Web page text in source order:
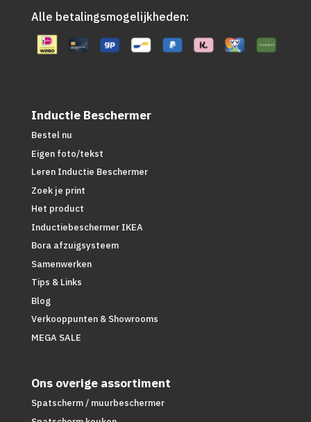
Alle betalingsmogelijkheden:
Inductie Beschermer
Bestel nu
Eigen foto/tekst
Leren Inductie Beschermer
Zoek je print
Het product
Inductiebeschermer IKEA
Bora afzuigsysteem
Samenwerken
Tips & Links
Blog
Verkooppunten & Showrooms
MEGA SALE
Ons overige assortiment
Spatscherm / muurbeschermer